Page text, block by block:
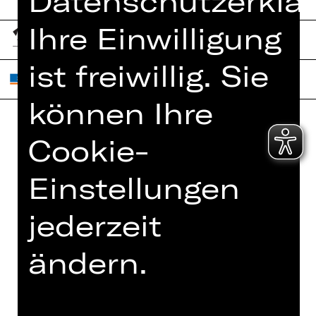
Home
Künstler*innen
Newsletter
Kartenkauf
Abos 26/27
ZVB/L
Ihre Einwilligung
ist freiwillig. Sie
können Ihre
Cookie-
Einstellungen
jederzeit
ändern.